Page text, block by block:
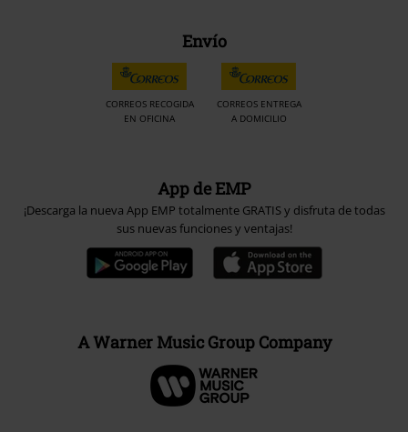
Envío
CORREOS RECOGIDA
EN OFICINA
CORREOS ENTREGA
A DOMICILIO
App de EMP
¡Descarga la nueva App EMP totalmente GRATIS y disfruta de todas
sus nuevas funciones y ventajas!
A Warner Music Group Company